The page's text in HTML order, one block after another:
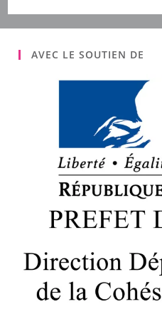
AVEC LE SOUTIEN DE